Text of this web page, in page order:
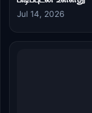
Jul 14, 2026